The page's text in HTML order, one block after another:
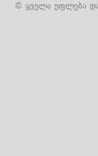
© ყველა უფლება